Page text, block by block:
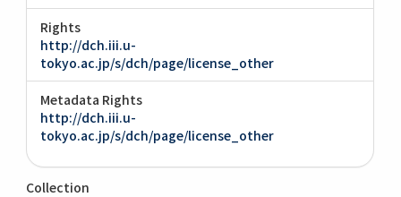
Rights
http://dch.iii.u-
tokyo.ac.jp/s/dch/page/license_other
Metadata Rights
http://dch.iii.u-
tokyo.ac.jp/s/dch/page/license_other
Collection